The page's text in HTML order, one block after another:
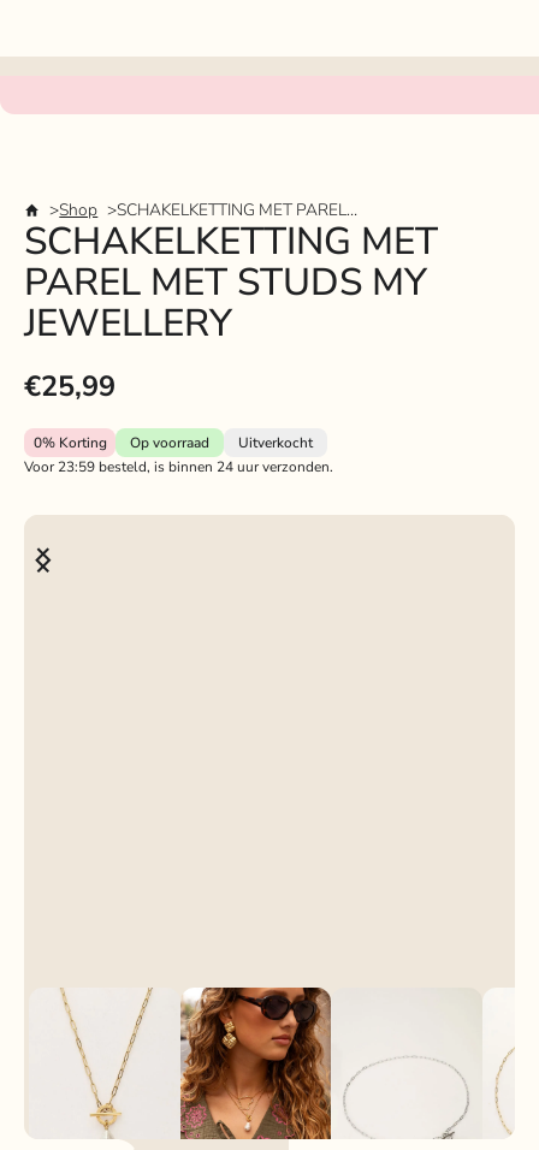
Shop SCHAKELKETTING MET PAREL MET STUDS MY JEWELLERY
SCHAKELKETTING MET
PAREL MET STUDS MY
JEWELLERY
€25,99
0%Korting Op voorraad
Uitverkocht
Voor 23:59 besteld, is binnen 24 uur verzonden.